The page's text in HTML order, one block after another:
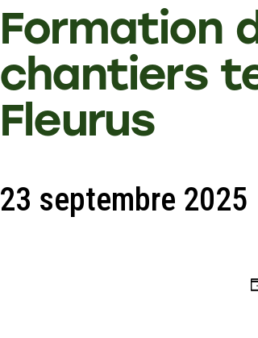
Formation
chantiers
Fleurus
23 septembre 2025